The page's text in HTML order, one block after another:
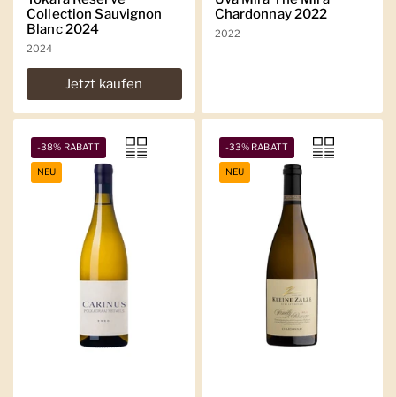
Collection Sauvignon
Blanc 2024
2024
Jetzt kaufen
Chardonnay 2022
2022
-38% RABATT
NEU
-33% RABATT
NEU